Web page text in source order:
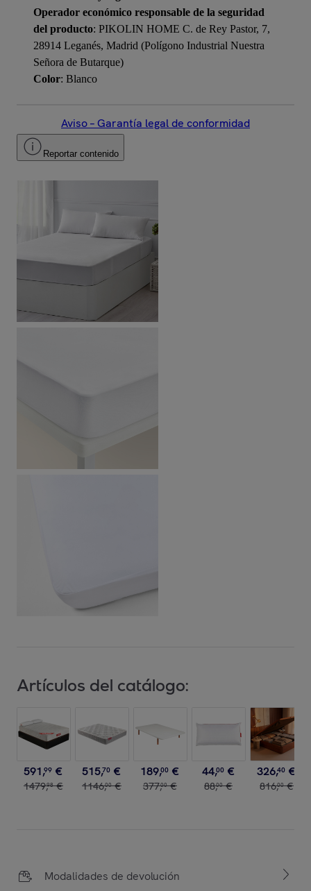
Operador económico responsable de la seguridad
del producto: PIKOLIN HOME C. de Rey Pastor, 7,
28914 Leganés, Madrid (Polígono Industrial Nuestra
Señora de Butarque)
Color: Blanco
Aviso – Garantía legal de conformidad
Reportar contenido
Artículos del catálogo:
591,99 €
1479,98 €
515,70 €
1146,00 €
189,00 €
377,00 €
44,00 €
88,00 €
326,40 €
816,00 €
Modalidades de devolución